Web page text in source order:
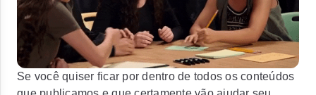
Se você quiser ficar por dentro de todos os conteúdos